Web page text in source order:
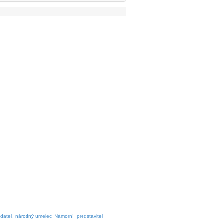
národný umelec Námorní predstaviteľ